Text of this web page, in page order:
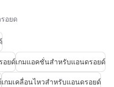
อยด
อยด์เกมแอคชั่นสำหรับแอนดรอยด์
เกมเคลื่อนไหวสำหรับแอนดรอยด์